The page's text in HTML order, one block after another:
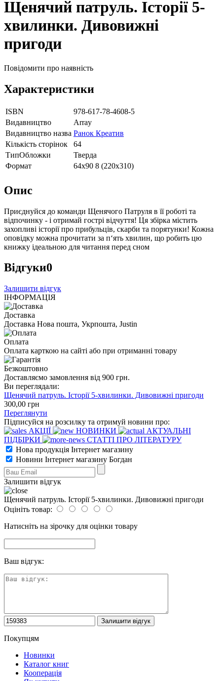
Щенячий патруль. Історії 5-
хвилинки. Дивовижні
пригоди
Повідомити про наявність
Характеристики
ISBN
978-617-78-4608-5
Видавництво
Array
Видавництво назва Ранок Креатив
Кількість сторінок
64
ТипОбложки
Тверда
Формат
64х90 8 (220х310)
Опис
Приєднуйся до команди Щенячого Патруля в її роботі та
відпочинку - і отримай гострі відчуття! Ця збірка містить
захопливі історії про прибульців, скарби та порятунки! Кожна
оповідку можна прочитати за п‘ять хвилин, що робить цю
книжку ідеальною для читання перед сном
Відгуки0
Залишити відгук
ІНФОРМАЦІЯ
Доставка
Доставка Нова пошта, Укрпошта, Justin
Оплата
Оплата карткою на сайті або при отриманні товару
Безкоштовно
Доставляємо замовлення від 900 грн.
Ви переглядали:
Щенячий патруль. Історії 5-хвилинки. Дивовижні пригоди
300,00 грн
Переглянути
Підписуйся на розсилку та отримуй новини про:
АКЦІЇ
НОВИНКИ
АКТУАЛЬНІ
ПІДБІРКИ
СТАТТІ ПРО ЛІТЕРАТУРУ
Нова продукція Інтернет магазину
Новини Інтернет магазину Богдан
Залишити відгук
Щенячий патруль. Історії 5-хвилинки. Дивовижні пригоди
Оцініть товар:
Натисніть на зірочку для оцінки товару
Ваш відгук:
Покупцям
Новинки
Каталог книг
Кооперація